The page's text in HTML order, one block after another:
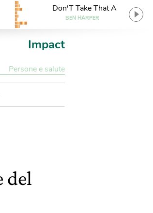
Don'T Take That A
BEN HARPER
Impact
Persone e salute
del